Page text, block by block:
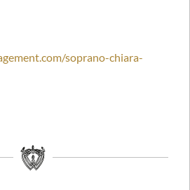
soprano-chiara-